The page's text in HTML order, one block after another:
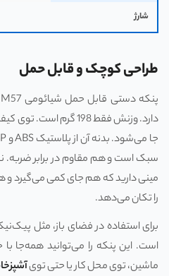
شارژ
طراحی کوچک و قابل حمل
دارد. وزنش فقط 198
سبک است و هم مقاوم در برابر
مینی دارید که هم جای کمی می‌گیرد
را تکان می‌دهد.
برای استفاده در فضای باز، مثل
است. این پنکه را می‌توانید همه‌جا
ماشین، توی محل کار یا حتی توی